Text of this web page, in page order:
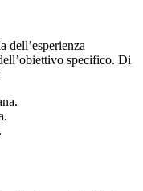
dell’esperienza
specifico. Di